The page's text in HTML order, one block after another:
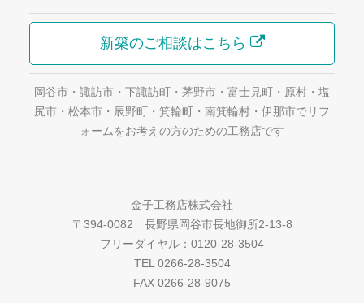
新築のご相談はこちら
岡谷市・諏訪市・下諏訪町・茅野市・富士見町・原村・塩
尻市・松本市・辰野町・箕輪町・南箕輪村・伊那市でリフ
ォームをお考えの方のための工務店です
金子工務店株式会社
〒394-0082 長野県岡谷市長地御所2-13-8
フリーダイヤル：0120-28-3504
TEL 0266-28-3504
FAX 0266-28-9075